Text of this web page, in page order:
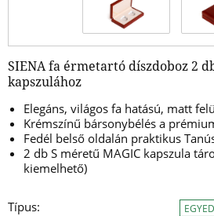
SIENA fa érmetartó díszdoboz 2
kapszulához
Elegáns, világos fa hatású, matt
Krémszínű bársonybélés a
Fedél belső oldalán praktikus
2 db S méretű MAGIC kapszula
kiemelhető)
Típus: